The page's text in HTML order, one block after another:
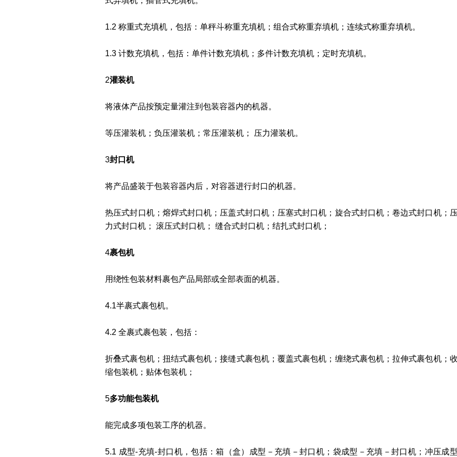
1.2 称重式充填机，包括：单秤斗称重充填机；组合式称重弃填机；连续式称重弃填机。
1.3 计数充填机，包括：单件计数充填机；多件计数充填机；定时充填机。
2灌装机
将液体产品按预定量灌注到包装容器内的机器。
等压灌装机；负压灌装机；常压灌装机； 压力灌装机。
3封口机
将产品盛装于包装容器内后，对容器进行封口的机器。
热压式封口机；熔焊式封口机；压盖式封口机；压塞式封口机；旋合式封口机；卷边式封口机；压
力式封口机； 滚压式封口机； 缝合式封口机；结扎式封口机；
4裹包机
用绕性包装材料裹包产品局部或全部表面的机器。
4.1半裹式裹包机。
4.2 全裹式裹包装，包括：
折叠式裹包机；扭结式裹包机；接缝式裹包机；覆盖式裹包机；缠绕式裹包机；拉伸式裹包机；收
缩包装机；贴体包装机；
5多功能包装机
能完成多项包装工序的机器。
5.1 成型-充填-封口机，包括：箱（盒）成型－充填－封口机；袋成型－充填－封口机；冲压成型